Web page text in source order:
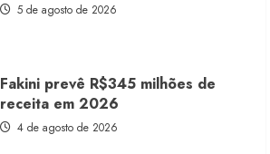
4 de agosto de 2026
Projeto testa passaporte digital na
moda nacional
4 de agosto de 2026